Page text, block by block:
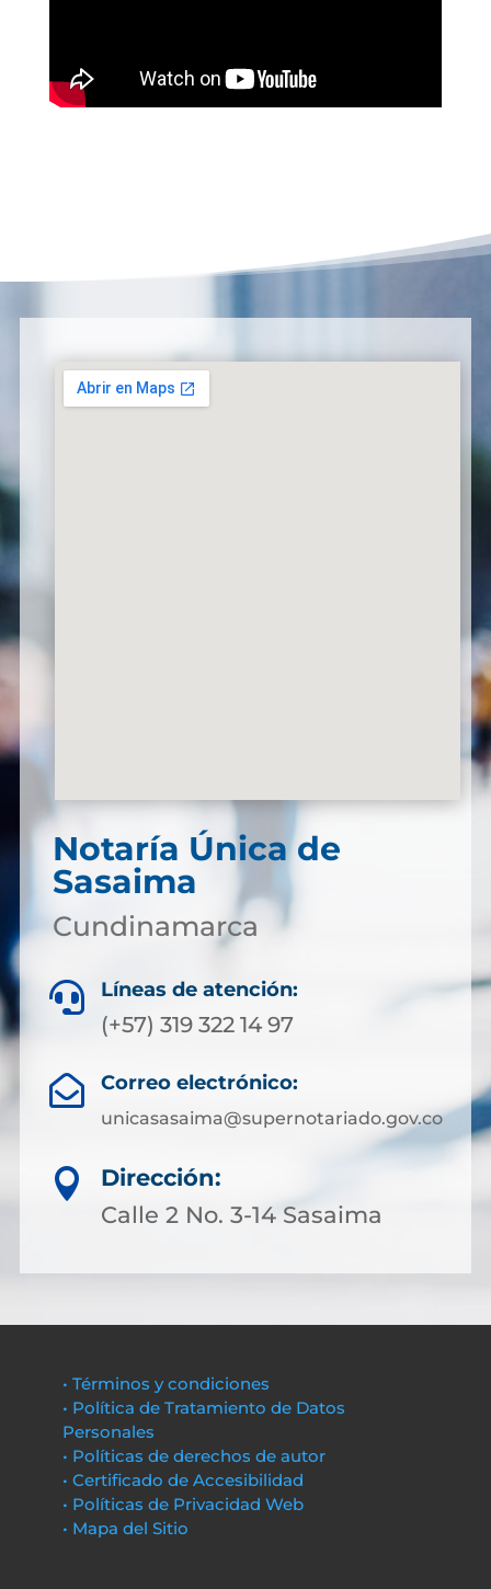
Notaría Única de
Sasaima
Cundinamarca
 Líneas de atención:
(+57) 319 322 14 97
 Correo electrónico:
unicasasaima@supernotariado.gov.co

Dirección:
Calle 2 No. 3-14 Sasaima
• Términos y condiciones
• Política de Tratamiento de Datos
Personales
• Políticas de derechos de autor
• Certificado de Accesibilidad
• Políticas de Privacidad Web
• Mapa del Sitio